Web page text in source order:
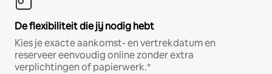
De flexibiliteit die jij nodig hebt
Kies je exacte aankomst- en vertrekdatum en
reserveer eenvoudig online zonder extra
verplichtingen of papierwerk.*